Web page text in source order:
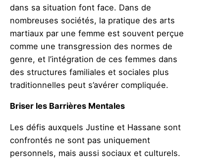
dans sa situation font face. Dans de
nombreuses sociétés, la pratique des arts
martiaux par une femme est souvent perçue
comme une transgression des normes de
genre, et l’intégration de ces femmes dans
des structures familiales et sociales plus
traditionnelles peut s’avérer compliquée.
Briser les Barrières Mentales
Les défis auxquels Justine et Hassane sont
confrontés ne sont pas uniquement
personnels, mais aussi sociaux et culturels.